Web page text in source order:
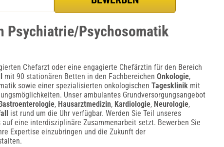
Psychiatrie/Psychosomatik
Chefarzt oder eine engagierte Chefärztin für den Bereich
mit 90 stationären Betten in den Fachbereichen Onkologie,
sowie einer spezialisierten onkologischen Tagesklinikmit
Unser ambulantes Grundversorgungsangebot
, Hausarztmedizin, Kardiologie, Neurologie,
ist rund um die Uhr verfügbar. Werden Sie Teil unseres
eine interdisziplinäre Zusammenarbeit setzt. Bewerben Sie
Expertise einzubringen und die Zukunft der